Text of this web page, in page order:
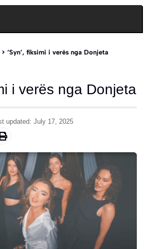
> ‘Syn’, fiksimi i verës nga Donjeta
i verës nga Donjeta
updated: July 17, 2025